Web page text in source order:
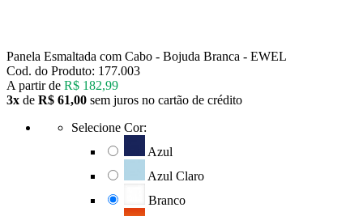
Panela Esmaltada com Cabo - Bojuda Branca - EWEL
Cod. do Produto: 177.003
A partir de R$ 182,99
3x de R$ 61,00 sem juros no cartão de crédito
Selecione Cor:
Azul
Azul Claro
Branco